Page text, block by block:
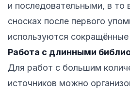
и последовательными, в то
сносках после первого
используются
Работа с длинными
Для работ с большим
источников можно